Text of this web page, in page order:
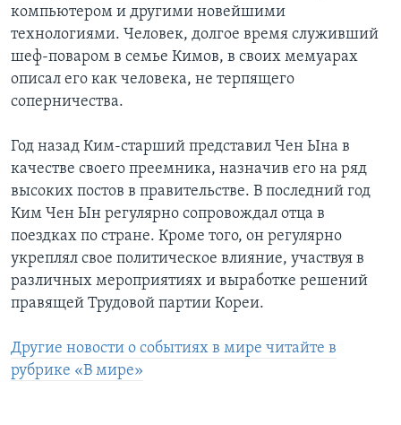
компьютером и другими новейшими
технологиями. Человек, долгое время служивший
шеф-поваром в семье Кимов, в своих мемуарах
описал его как человека, не терпящего
соперничества.
Год назад Ким-старший представил Чен Ына в
качестве своего преемника, назначив его на ряд
высоких постов в правительстве. В последний год
Ким Чен Ын регулярно сопровождал отца в
поездках по стране. Кроме того, он регулярно
укреплял свое политическое влияние, участвуя в
различных мероприятиях и выработке решений
правящей Трудовой партии Кореи.
Другие новости о событиях в мире читайте в
рубрике «В мире»